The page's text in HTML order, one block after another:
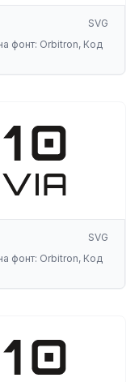
SVG
фонт: Orbitron, Код
SVG
фонт: Orbitron, Код